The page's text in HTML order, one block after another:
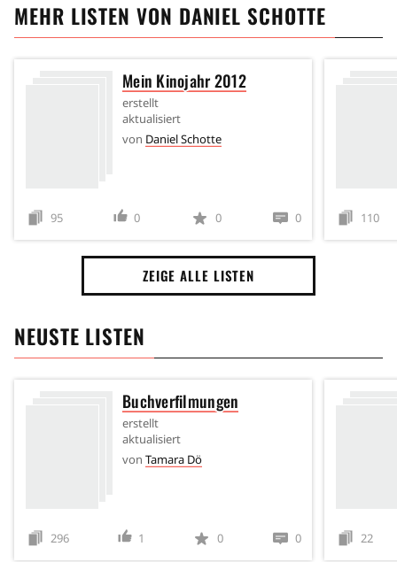
MEHR LISTEN VON DANIEL SCHOTTE
Mein Kinojahr 2012
erstellt
aktualisiert
von Daniel Schotte
95 0 0 0 110
ZEIGE ALLE LISTEN
NEUSTE LISTEN
Buchverfilmungen
erstellt
aktualisiert
von Tamara Dö
296 1 0 0 22